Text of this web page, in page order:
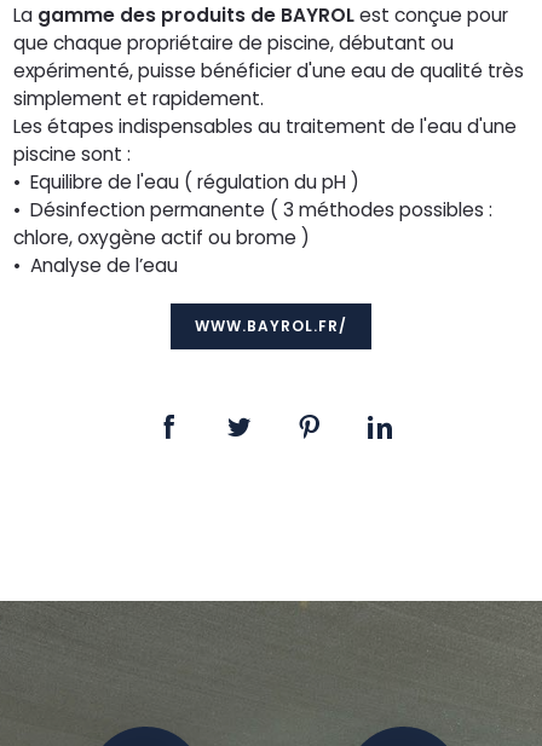
La gamme des produits de BAYROLest conçue pour
que chaque propriétaire de piscine, débutant ou
expérimenté, puisse bénéficier d'une eau de qualité très
simplement et rapidement.
Les étapes indispensables au traitement de l'eau d'une
piscine sont :
• Equilibre de l'eau ( régulation du pH )
• Désinfection permanente ( 3 méthodes possibles :
chlore, oxygène actif ou brome )
• Analyse de l’eau
WWW.BAYROL.FR/